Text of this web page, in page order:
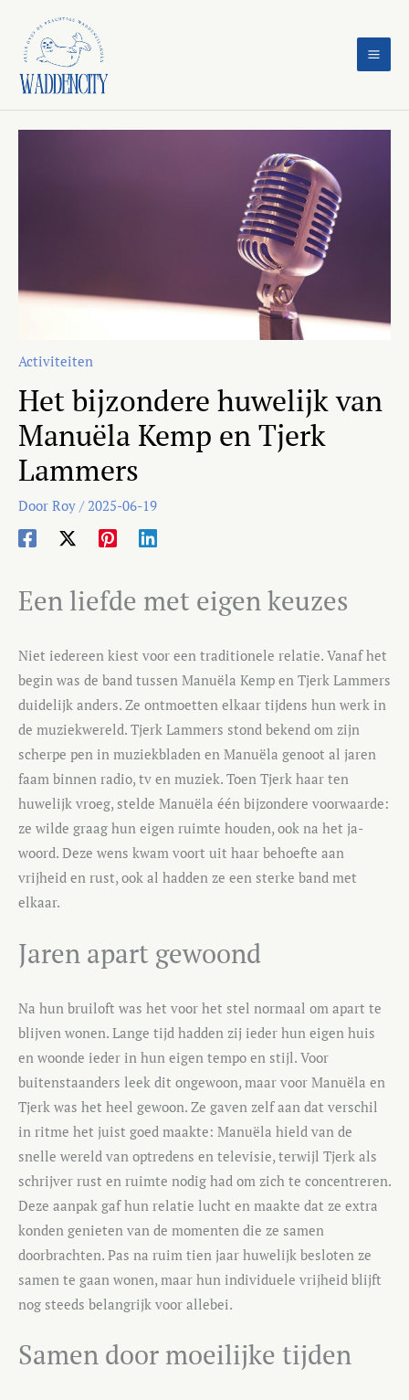
inhoud
Activiteiten
Het bijzondere huwelijk van
Manuëla Kemp en Tjerk
Lammers
Door Roy /2025-06-19
Een liefde met eigen keuzes
Niet iedereen kiest voor een traditionele relatie. Vanaf het
begin was de band tussen Manuëla Kemp en Tjerk Lammers
duidelijk anders. Ze ontmoetten elkaar tijdens hun werk in
de muziekwereld. Tjerk Lammers stond bekend om zijn
scherpe pen in muziekbladen en Manuëla genoot al jaren
faam binnen radio, tv en muziek. Toen Tjerk haar ten
huwelijk vroeg, stelde Manuëla één bijzondere voorwaarde:
ze wilde graag hun eigen ruimte houden, ook na het ja-
woord. Deze wens kwam voort uit haar behoefte aan
vrijheid en rust, ook al hadden ze een sterke band met
elkaar.
Jaren apart gewoond
Na hun bruiloft was het voor het stel normaal om apart te
blijven wonen. Lange tijd hadden zij ieder hun eigen huis
en woonde ieder in hun eigen tempo en stijl. Voor
buitenstaanders leek dit ongewoon, maar voor Manuëla en
Tjerk was het heel gewoon. Ze gaven zelf aan dat verschil
in ritme het juist goed maakte: Manuëla hield van de
snelle wereld van optredens en televisie, terwijl Tjerk als
schrijver rust en ruimte nodig had om zich te concentreren.
Deze aanpak gaf hun relatie lucht en maakte dat ze extra
konden genieten van de momenten die ze samen
doorbrachten. Pas na ruim tien jaar huwelijk besloten ze
samen te gaan wonen, maar hun individuele vrijheid blijft
nog steeds belangrijk voor allebei.
Samen door moeilijke tijden